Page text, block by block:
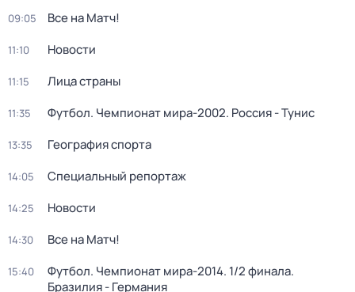
09:05 Все на Матч!
11:10 Новости
11:15 Лица страны
11:35 Футбол. Чемпионат мира-2002. Россия - Тунис
13:35 География спорта
14:05 Специальный репортаж
14:25 Новости
14:30 Все на Матч!
15:40
Футбол. Чемпионат мира-2014. 1/2 финала.
Бразилия - Германия